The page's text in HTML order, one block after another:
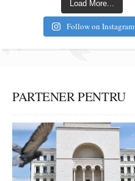
Load More...
Follow on Instagram
PARTENER PENTRU